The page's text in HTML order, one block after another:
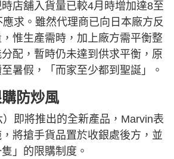
店舖入貨量已較4月時增加達8至
求。雖然代理商已向日本廠方反
惟生產需時，加上廠方需平衡整
配，暫時仍未達到供求平衡，原
暑假，「而家至少都到聖誕」。
防炒風
即將推出的全新產品，Marvin表
將搶手貨品置於收銀處後方，並
」的限購制度。